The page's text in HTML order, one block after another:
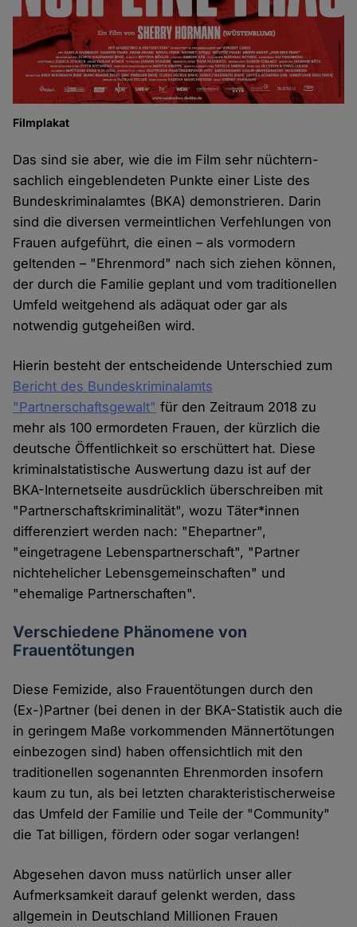
Filmplakat
Das sind sie aber, wie die im Film sehr nüchtern-
sachlich eingeblendeten Punkte einer Liste des
Bundeskriminalamtes (BKA) demonstrieren. Darin
sind die diversen vermeintlichen Verfehlungen von
Frauen aufgeführt, die einen – als vormodern
geltenden – "Ehrenmord" nach sich ziehen können,
der durch die Familie geplant und vom traditionellen
Umfeld weitgehend als adäquat oder gar als
notwendig gutgeheißen wird.
Hierin besteht der entscheidende Unterschied zum
Bericht des Bundeskriminalamts
"Partnerschaftsgewalt" für den Zeitraum 2018 zu
mehr als 100 ermordeten Frauen, der kürzlich die
deutsche Öffentlichkeit so erschüttert hat. Diese
kriminalstatistische Auswertung dazu ist auf der
BKA-Internetseite ausdrücklich überschreiben mit
"Partnerschaftskriminalität", wozu Täter*innen
differenziert werden nach: "Ehepartner",
"eingetragene Lebenspartnerschaft", "Partner
nichtehelicher Lebensgemeinschaften" und
"ehemalige Partnerschaften".
Verschiedene Phänomene von
Frauentötungen
Diese Femizide, also Frauentötungen durch den
(Ex-)Partner (bei denen in der BKA-Statistik auch die
in geringem Maße vorkommenden Männertötungen
einbezogen sind) haben offensichtlich mit den
traditionellen sogenannten Ehrenmorden insofern
kaum zu tun, als bei letzten charakteristischerweise
das Umfeld der Familie und Teile der "Community"
die Tat billigen, fördern oder sogar verlangen!
Abgesehen davon muss natürlich unser aller
Aufmerksamkeit darauf gelenkt werden, dass
allgemein in Deutschland Millionen Frauen